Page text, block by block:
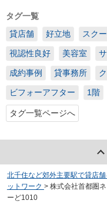
タグ一覧
貸店舗
好立地 スク
視認性良好 美容室
成約事例 貸事務所
ビフォーアフター 1階
タグ一覧ページへ
北千住など郊外主要駅で貸店
ットワーク > 株式会社首都圏
ーど1010